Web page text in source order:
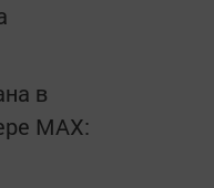
в
MАХ: